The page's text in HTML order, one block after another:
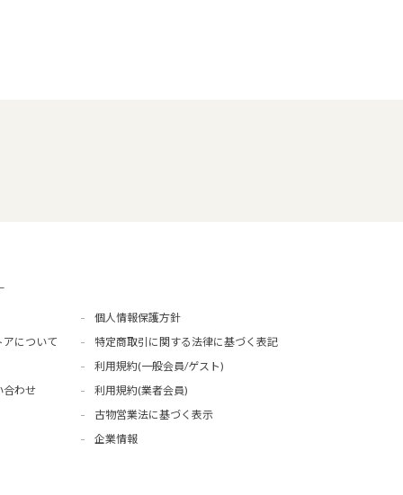
アについて
合わせ
個人情報保護方針
特定商取引に関する法律に基づく表記
利用規約(一般会員/ゲスト)
利用規約(業者会員)
古物営業法に基づく表示
企業情報